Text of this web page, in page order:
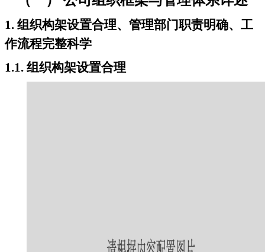
1. 组织构架设置合理、管理部门职责明确、工
作流程完整科学
1.1. 组织构架设置合理